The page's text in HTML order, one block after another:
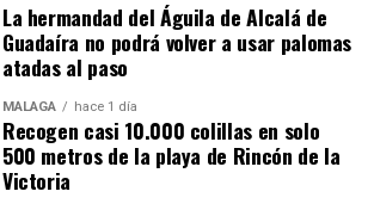
La hermandad del Águila de Alcalá de
Guadaíra no podrá volver a usar palomas
atadas al paso
MÁLAGA hace 1 día
Recogen casi 10.000 colillas en solo
500 metros de la playa de Rincón de la
Victoria